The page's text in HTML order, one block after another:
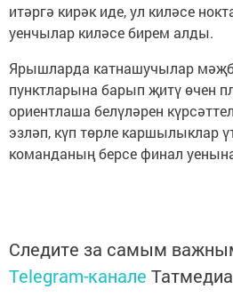
итәргә кирәк иде, ул киләсе
уенчылар киләсе бирем алды.
Ярышларда катнашучылар
пунктларына барып җитү өчен
ориентлаша белүләрен
эзләп, күп төрле каршылыклар
команданың берсе финал
Следите за самым
Telegram-канале Татмедиа